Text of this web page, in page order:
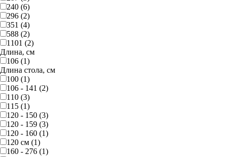
240 (6)
296 (2)
351 (4)
588 (2)
1101 (2)
Длина, см
106 (1)
Длина стола, см
100 (1)
106 - 141 (2)
110 (3)
115 (1)
120 - 150 (3)
120 - 159 (3)
120 - 160 (1)
120 см (1)
160 - 276 (1)